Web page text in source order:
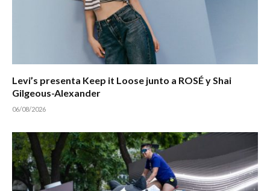
Levi’s presenta Keep it Loose junto a ROSÉ y Shai
Gilgeous-Alexander
06/08/2026